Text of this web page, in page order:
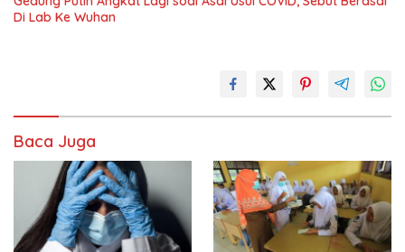
Di Lab Ke Wuhan
Baca Juga